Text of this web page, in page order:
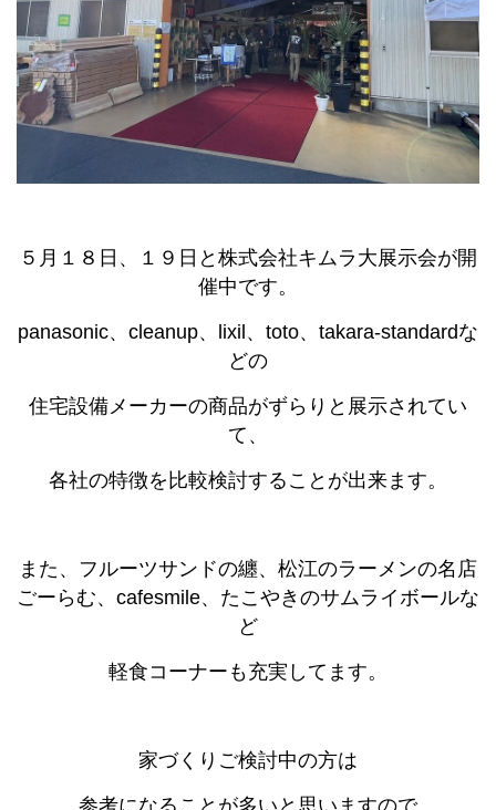
５月１８日、１９日と株式会社キムラ大展示会が開
催中です。
panasonic、cleanup、lixil、toto、takara-standardな
どの
住宅設備メーカーの商品がずらりと展示されてい
て、
各社の特徴を比較検討することが出来ます。
また、フルーツサンドの纏、松江のラーメンの名店
ごーらむ、cafesmile、たこやきのサムライボールな
ど
軽食コーナーも充実してます。
家づくりご検討中の方は
参考になることが多いと思いますので